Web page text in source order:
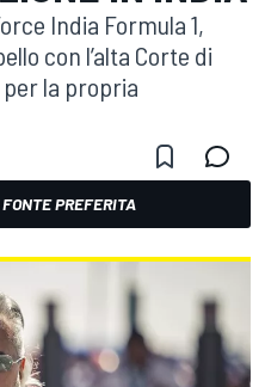
India Formula 1,
con l’alta Corte di
la propria
PREFERITA